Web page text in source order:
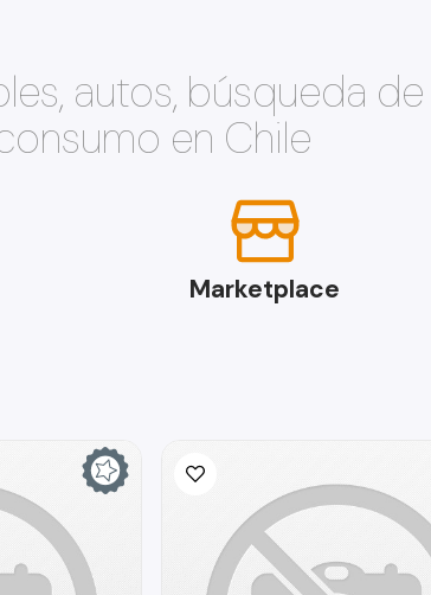
autos, búsqueda
en Chile
Marketplace